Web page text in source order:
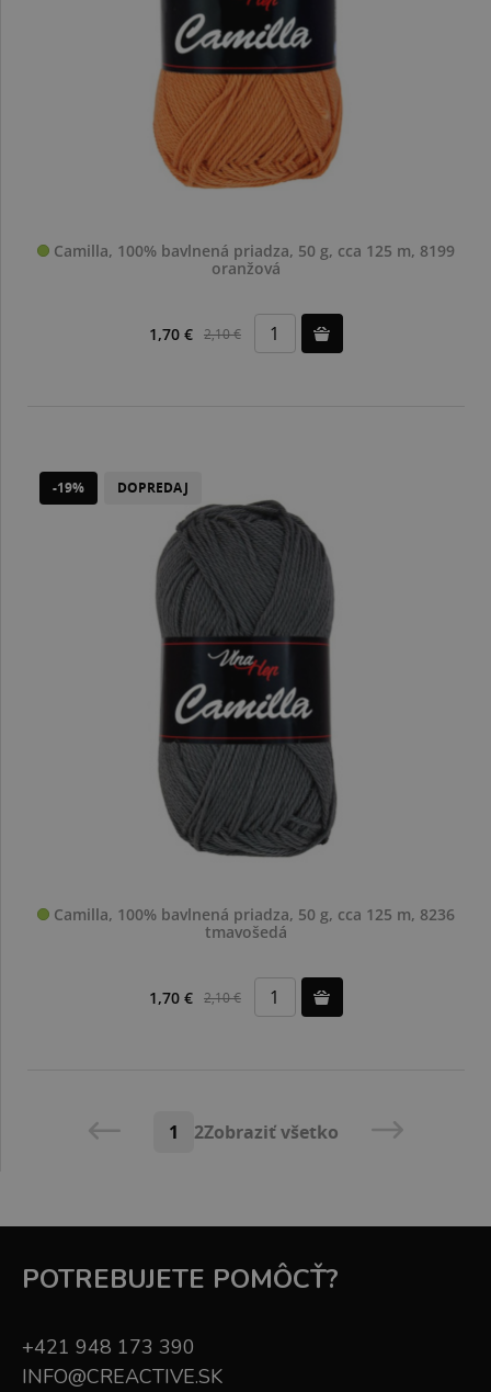
Camilla, 100% bavlnená priadza, 50 g, cca 125 m, 8199
oranžová
1,70 € 2,10 €
-19% DOPREDAJ
Camilla, 100% bavlnená priadza, 50 g, cca 125 m, 8236
tmavošedá
1,70 € 2,10 €
1 2Zobraziť všetko
POTREBUJETE POMÔCŤ?
+421 948 173 390
INFO@CREACTIVE.SK